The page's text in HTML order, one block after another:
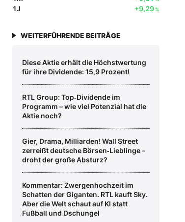
1J +9,29%
WEITERFÜHRENDE BEITRÄGE
Diese Aktie erhält die Höchstwertung
für ihre Dividende: 15,9 Prozent!
RTL Group: Top‑Dividende im
Programm – wie viel Potenzial hat die
Aktie noch?
Gier, Drama, Milliarden! Wall Street
zerreißt deutsche Börsen‑Lieblinge –
droht der große Absturz?
Kommentar: Zwergenhochzeit im
Schatten der Giganten. RTL kauft Sky.
Aber die Welt schaut auf KI statt
Fußball und Dschungel